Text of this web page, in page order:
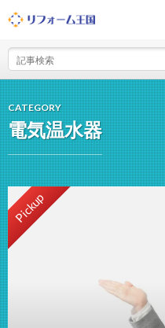
CATEGORY
電気温水器
Pickup